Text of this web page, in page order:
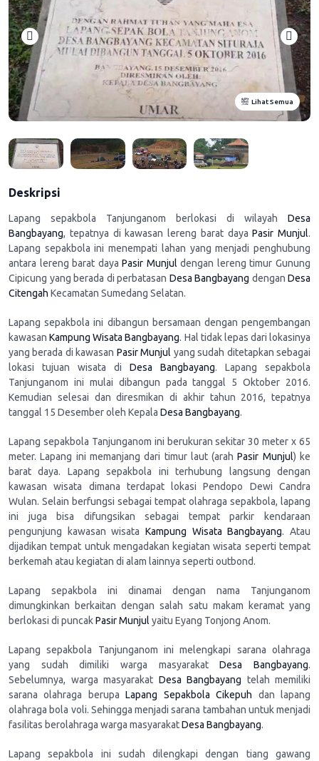
Lihat Semua
Deskripsi
Lapang sepakbola Tanjunganom berlokasi di wilayah Desa
Bangbayang, tepatnya di kawasan lereng barat dayaPasir Munjul.
Lapang sepakbola ini menempati lahan yang menjadi penghubung
antara lereng barat dayaPasir Munjul dengan lereng timur Gunung
Cipicung yang berada di perbatasan Desa Bangbayang dengan Desa
Citengah Kecamatan Sumedang Selatan.
Lapang sepakbola ini dibangun bersamaan dengan pengembangan
kawasanKampung Wisata Bangbayang. Hal tidak lepas dari lokasinya
yang berada di kawasan Pasir Munjul yang sudah ditetapkan sebagai
lokasi tujuan wisata di Desa Bangbayang. Lapang sepakbola
Tanjunganom ini mulai dibangun pada tanggal 5 Oktober 2016.
Kemudian selesai dan diresmikan di akhir tahun 2016, tepatnya
tanggal 15 Desember oleh Kepala Desa Bangbayang.
Lapang sepakbola Tanjunganom ini berukuran sekitar 30 meter x 65
meter. Lapang ini memanjang dari timur laut (arahPasir Munjul) ke
barat daya. Lapang sepakbola ini terhubung langsung dengan
kawasan wisata dimana terdapat lokasi Pendopo Dewi Candra
Wulan. Selain berfungsi sebagai tempat olahraga sepakbola, lapang
ini juga bisa difungsikan sebagai tempat parkir kendaraan
pengunjung kawasan wisata Kampung Wisata Bangbayang. Atau
dijadikan tempat untuk mengadakan kegiatan wisata seperti tempat
berkemah atau kegiatan di alam lainnya seperti outbond.
Lapang sepakbola ini dinamai dengan nama Tanjunganom
dimungkinkan berkaitan dengan salah satu makam keramat yang
berlokasi di puncakPasir Munjul yaitu Eyang Tonjong Anom.
Lapang sepakbola Tanjunganom ini melengkapi sarana olahraga
yang sudah dimiliki warga masyarakatDesa Bangbayang.
Sebelumnya, warga masyarakat Desa Bangbayang telah memiliki
sarana olahraga berupaLapang Sepakbola Cikepuh dan lapang
olahraga bola voli. Sehingga menjadi sarana tambahan untuk menjadi
fasilitas berolahraga warga masyarakatDesa Bangbayang.
Lapang sepakbola ini sudah dilengkapi dengan tiang gawang